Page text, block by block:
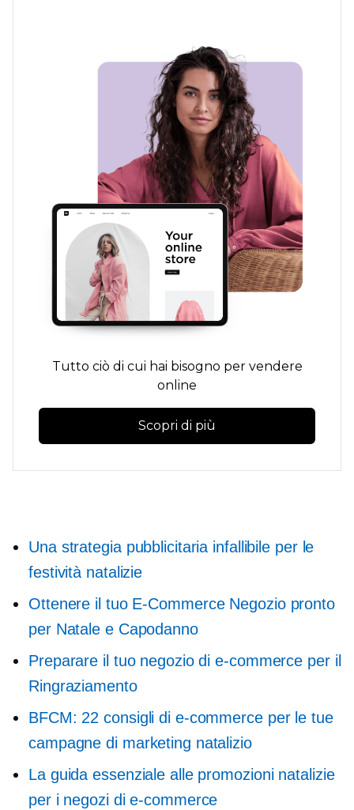
Tutto ciò di cui hai bisogno per vendere
online
Scopri di più
Una strategia pubblicitaria infallibile per le
festività natalizie
Ottenere il tuo E-CommerceNegozio pronto
per Natale e Capodanno
Preparare il tuo negozio di e-commerce per il
Ringraziamento
BFCM: 22 consigli di e-commerce per le tue
campagne di marketing natalizio
La guida essenziale alle promozioni natalizie
per i negozi di e-commerce